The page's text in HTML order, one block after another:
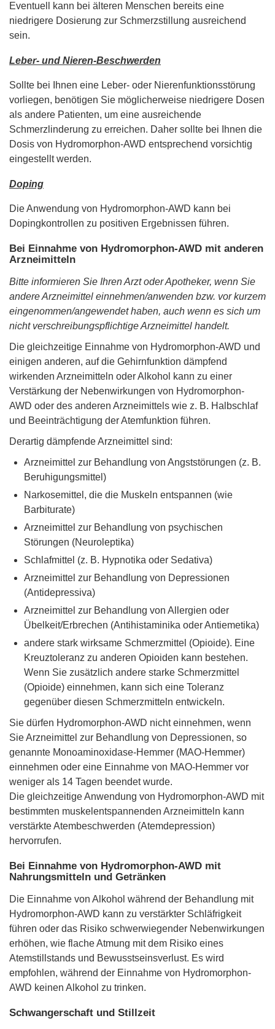
Eventuell kann bei älteren Menschen bereits eine
niedrigere Dosierung zur Schmerzstillung ausreichend
sein.
Leber- und Nieren-Beschwerden
Sollte bei Ihnen eine Leber- oder Nierenfunktionsstörung
vorliegen, benötigen Sie möglicherweise niedrigere Dosen
als andere Patienten, um eine ausreichende
Schmerzlinderung zu erreichen. Daher sollte bei Ihnen die
Dosis von Hydromorphon-AWD entsprechend vorsichtig
eingestellt werden.
Doping
Die Anwendung von Hydromorphon-AWD kann bei
Dopingkontrollen zu positiven Ergebnissen führen.
Bei Einnahme von Hydromorphon-AWD mit anderen
Arzneimitteln
Bitte informieren Sie Ihren Arzt oder Apotheker, wenn Sie
andere Arzneimittel einnehmen/anwenden bzw. vor kurzem
eingenommen/angewendet haben, auch wenn es sich um
nicht verschreibungspflichtige Arzneimittel handelt.
Die gleichzeitige Einnahme von Hydromorphon-AWD und
einigen anderen, auf die Gehirnfunktion dämpfend
wirkenden Arzneimitteln oder Alkohol kann zu einer
Verstärkung der Nebenwirkungen von Hydromorphon-
AWD oder des anderen Arzneimittels wie z. B. Halbschlaf
und Beeinträchtigung der Atemfunktion führen.
Derartig dämpfende Arzneimittel sind:
Arzneimittel zur Behandlung von Angststörungen (z. B.
Beruhigungsmittel)
Narkosemittel, die die Muskeln entspannen (wie
Barbiturate)
Arzneimittel zur Behandlung von psychischen
Störungen (Neuroleptika)
Schlafmittel (z. B. Hypnotika oder Sedativa)
Arzneimittel zur Behandlung von Depressionen
(Antidepressiva)
Arzneimittel zur Behandlung von Allergien oder
Übelkeit/Erbrechen (Antihistaminika oder Antiemetika)
andere stark wirksame Schmerzmittel (Opioide). Eine
Kreuztoleranz zu anderen Opioiden kann bestehen.
Wenn Sie zusätzlich andere starke Schmerzmittel
(Opioide) einnehmen, kann sich eine Toleranz
gegenüber diesen Schmerzmitteln entwickeln.
Sie dürfen Hydromorphon-AWD nicht einnehmen, wenn
Sie Arzneimittel zur Behandlung von Depressionen, so
genannte Monoaminoxidase-Hemmer (MAO-Hemmer)
einnehmen oder eine Einnahme von MAO-Hemmer vor
weniger als 14 Tagen beendet wurde.
Die gleichzeitige Anwendung von Hydromorphon-AWD mit
bestimmten muskelentspannenden Arzneimitteln kann
verstärkte Atembeschwerden (Atemdepression)
hervorrufen.
Bei Einnahme von Hydromorphon-AWD mit
Nahrungsmitteln und Getränken
Die Einnahme von Alkohol während der Behandlung mit
Hydromorphon-AWD kann zu verstärkter Schläfrigkeit
führen oder das Risiko schwerwiegender Nebenwirkungen
erhöhen, wie flache Atmung mit dem Risiko eines
Atemstillstands und Bewusstseinsverlust. Es wird
empfohlen, während der Einnahme von Hydromorphon-
AWD keinen Alkohol zu trinken.
Schwangerschaft und Stillzeit